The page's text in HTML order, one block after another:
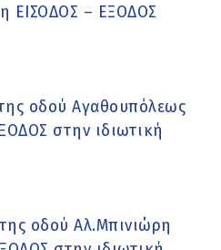
ΕΙΣΟΔΟΣ – ΕΞΟΔΟΣ
οδού Αγαθουπόλεως
στην ιδιωτική
οδού Αλ.Μπινιώρη